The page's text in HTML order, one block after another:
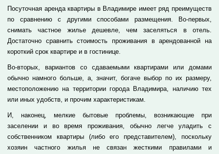
Посуточная аренда квартиры в Владимире имеет ряд преимуществ
по сравнению с другими способами размещения. Во-первых,
снимать частное жилье дешевле, чем заселяться в отель.
Достаточно сравнить стоимость проживания в арендованной на
короткий срок квартире и в гостинице.
Во-вторых, вариантов со сдаваемыми квартирами или домами
обычно намного больше, а, значит, богаче выбор по их размеру,
местоположению на территории города Владимира, наличию тех
или иных удобств, и прочим характеристикам.
И, наконец, мелкие бытовые проблемы, возникающие при
заселении и во время проживания, обычно легче уладить с
собственником квартиры (либо его представителем), поскольку
хозяин частного жилья не связан жесткими правилами и